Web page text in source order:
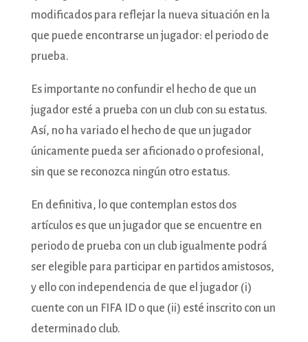
modificados para reflejar la nueva situación en la
que puede encontrarse un jugador: el periodo de
prueba.
Es importante no confundir el hecho de que un
jugador esté a prueba con un club con su estatus.
Así, no ha variado el hecho de que un jugador
únicamente pueda ser aficionado o profesional,
sin que se reconozca ningún otro estatus.
En definitiva, lo que contemplan estos dos
artículos es que un jugador que se encuentre en
periodo de prueba con un club igualmente podrá
ser elegible para participar en partidos amistosos,
y ello con independencia de que el jugador (i)
cuente con un FIFA ID o que (ii) esté inscrito con un
determinado club.